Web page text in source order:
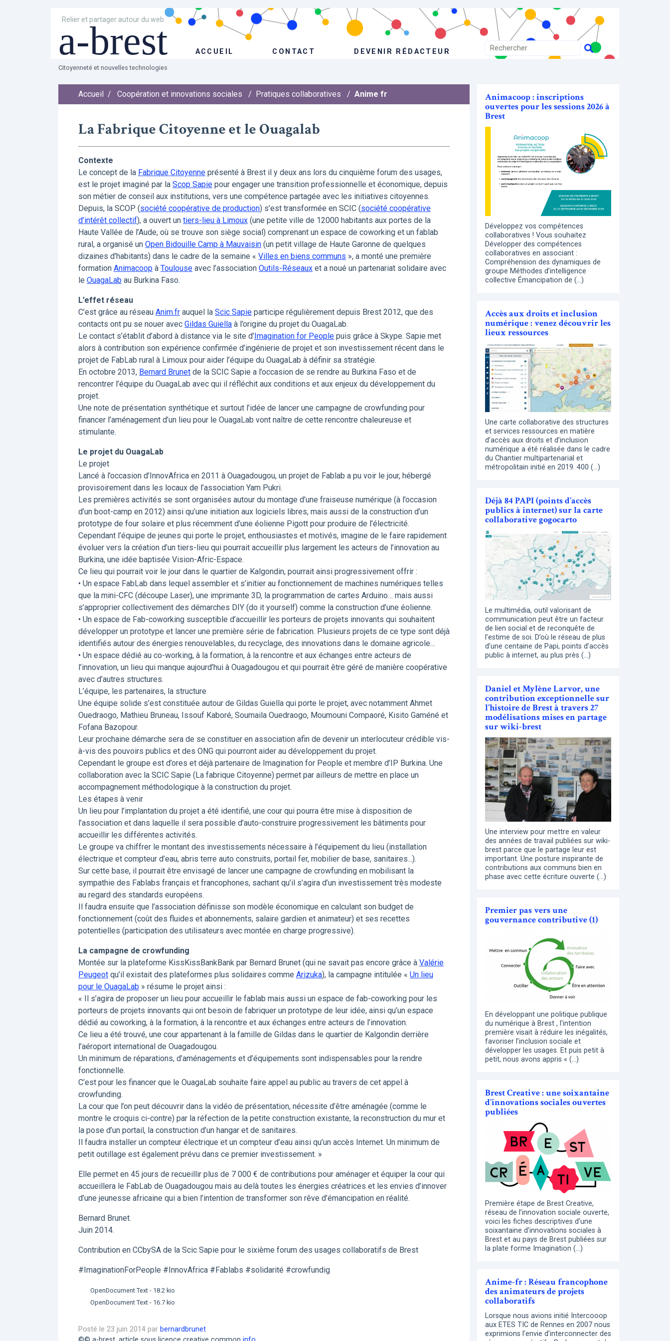
Relier et partager autour du web
a-brest ACCUEIL CONTACT DEVENIR RÉDACTEUR
Citoyenneté et nouvelles technologies
Accueil / Coopération et innovations sociales / Pratiques collaboratives / Anime fr
La Fabrique Citoyenne et le Ouagalab
Contexte
Le concept de la Fabrique Citoyenne présenté à Brest il y deux ans lors du cinquième forum des usages,
est le projet imaginé par la Scop Sapie pour engager une transition professionnelle et économique, depuis
son métier de conseil aux institutions, vers une compétence partagée avec les initiatives citoyennes.
Depuis, la SCOP (société coopérative de production) s’est transformée en SCIC (société coopérative
d’intérêt collectif), a ouvert un tiers-lieu à Limoux (une petite ville de 12000 habitants aux portes de la
Haute Vallée de l’Aude, où se trouve son siège social) comprenant un espace de coworking et un fablab
rural, a organisé un Open Bidouille Camp à Mauvaisin (un petit village de Haute Garonne de quelques
dizaines d’habitants) dans le cadre de la semaine « Villes en biens communs », a monté une première
formation Animacoop à Toulouse avec l’association Outils-Réseaux et a noué un partenariat solidaire avec
le OuagaLab au Burkina Faso.
L’effet réseau
C’est grâce au réseau Anim.fr auquel la Scic Sapie participe régulièrement depuis Brest 2012, que des
contacts ont pu se nouer avec Gildas Guiella à l’origine du projet du OuagaLab.
Le contact s’établit d’abord à distance via le site d’Imagination for People puis grâce à Skype. Sapie met
alors à contribution son expérience confirmée d’ingénierie de projet et son investissement récent dans le
projet de FabLab rural à Limoux pour aider l’équipe du OuagaLab à définir sa stratégie.
En octobre 2013, Bernard Brunet de la SCIC Sapie a l’occasion de se rendre au Burkina Faso et de
rencontrer l’équipe du OuagaLab avec qui il réfléchit aux conditions et aux enjeux du développement du
projet.
Une note de présentation synthétique et surtout l’idée de lancer une campagne de crowfunding pour
financer l’aménagement d’un lieu pour le OuagaLab vont naître de cette rencontre chaleureuse et
stimulante.
Le projet du OuagaLab
Le projet
Lancé à l’occasion d’InnovAfrica en 2011 à Ouagadougou, un projet de Fablab a pu voir le jour, hébergé
provisoirement dans les locaux de l’association Yam Pukri.
Les premières activités se sont organisées autour du montage d’une fraiseuse numérique (à l’occasion
d’un boot-camp en 2012) ainsi qu’une initiation aux logiciels libres, mais aussi de la construction d’un
prototype de four solaire et plus récemment d’une éolienne Pigott pour produire de l’électricité.
Cependant l’équipe de jeunes qui porte le projet, enthousiastes et motivés, imagine de le faire rapidement
évoluer vers la création d’un tiers-lieu qui pourrait accueillir plus largement les acteurs de l’innovation au
Burkina, une idée baptisée Vision-Afric-Espace.
Ce lieu qui pourrait voir le jour dans le quartier de Kalgondin, pourrait ainsi progressivement offrir :
• Un espace FabLab dans lequel assembler et s’initier au fonctionnement de machines numériques telles
que la mini-CFC (découpe Laser), une imprimante 3D, la programmation de cartes Arduino… mais aussi
s’approprier collectivement des démarches DIY (do it yourself) comme la construction d’une éolienne.
• Un espace de Fab-coworking susceptible d’accueillir les porteurs de projets innovants qui souhaitent
développer un prototype et lancer une première série de fabrication. Plusieurs projets de ce type sont déjà
identifiés autour des énergies renouvelables, du recyclage, des innovations dans le domaine agricole…
• Un espace dédié au co-working, à la formation, à la rencontre et aux échanges entre acteurs de
l’innovation, un lieu qui manque aujourd’hui à Ouagadougou et qui pourrait être géré de manière coopérative
avec d’autres structures.
L’équipe, les partenaires, la structure
Une équipe solide s’est constituée autour de Gildas Guiella qui porte le projet, avec notamment Ahmet
Ouedraogo, Mathieu Bruneau, Issouf Kaboré, Soumaila Ouedraogo, Moumouni Compaoré, Kisito Gaméné et
Fofana Bazopour.
Leur prochaine démarche sera de se constituer en association afin de devenir un interlocuteur crédible vis-
à-vis des pouvoirs publics et des ONG qui pourront aider au développement du projet.
Cependant le groupe est d’ores et déjà partenaire de Imagination for People et membre d’IP Burkina. Une
collaboration avec la SCIC Sapie (La fabrique Citoyenne) permet par ailleurs de mettre en place un
accompagnement méthodologique à la construction du projet.
Les étapes à venir
Un lieu pour l’implantation du projet a été identifié, une cour qui pourra être mise à disposition de
l’association et dans laquelle il sera possible d’auto-construire progressivement les bâtiments pour
accueillir les différentes activités.
Le groupe va chiffrer le montant des investissements nécessaire à l’équipement du lieu (installation
électrique et compteur d’eau, abris terre auto construits, portail fer, mobilier de base, sanitaires...).
Sur cette base, il pourrait être envisagé de lancer une campagne de crowfunding en mobilisant la
sympathie des Fablabs français et francophones, sachant qu’il s’agira d’un investissement très modeste
au regard des standards européens.
Il faudra ensuite que l’association définisse son modèle économique en calculant son budget de
fonctionnement (coût des fluides et abonnements, salaire gardien et animateur) et ses recettes
potentielles (participation des utilisateurs avec montée en charge progressive).
La campagne de crowfunding
Montée sur la plateforme KissKissBankBank par Bernard Brunet (qui ne savait pas encore grâce à Valérie
Peugeot qu’il existait des plateformes plus solidaires comme Arizuka), la campagne intitulée « Un lieu
pour le OuagaLab » résume le projet ainsi :
« Il s’agira de proposer un lieu pour accueillir le fablab mais aussi un espace de fab-coworking pour les
porteurs de projets innovants qui ont besoin de fabriquer un prototype de leur idée, ainsi qu’un espace
dédié au coworking, à la formation, à la rencontre et aux échanges entre acteurs de l’innovation.
Ce lieu a été trouvé, une cour appartenant à la famille de Gildas dans le quartier de Kalgondin derrière
l’aéroport international de Ouagadougou.
Un minimum de réparations, d’aménagements et d’équipements sont indispensables pour la rendre
fonctionnelle.
C’est pour les financer que le OuagaLab souhaite faire appel au public au travers de cet appel à
crowfunding.
La cour que l’on peut découvrir dans la vidéo de présentation, nécessite d’être aménagée (comme le
montre le croquis ci-contre) par la réfection de la petite construction existante, la reconstruction du mur et
la pose d’un portail, la construction d’un hangar et de sanitaires.
Il faudra installer un compteur électrique et un compteur d’eau ainsi qu’un accès Internet. Un minimum de
petit outillage est également prévu dans ce premier investissement. »
Elle permet en 45 jours de recueillir plus de 7 000 € de contributions pour aménager et équiper la cour qui
accueillera le FabLab de Ouagadougou mais au delà toutes les énergies créatrices et les envies d’innover
d’une jeunesse africaine qui a bien l’intention de transformer son rêve d’émancipation en réalité.
Bernard Brunet.
Juin 2014.
Contribution en CCbySA de la Scic Sapie pour le sixième forum des usages collaboratifs de Brest
#ImaginationForPeople #InnovAfrica #Fablabs #solidarité #crowfundig
OpenDocument Text - 18.2 kio
OpenDocument Text - 16.7 kio
Posté le 23 juin 2014 par bernardbrunet
Animacoop : inscriptions
ouvertes pour les sessions 2026 à
Brest
Développez vos compétences
collaboratives ! Vous souhaitez
Développer des compétences
collaboratives en associant :
Compréhension des dynamiques de
groupe Méthodes d’intelligence
collective Émancipation de (…)
Accès aux droits et inclusion
numérique : venez découvrir les
lieux ressources
Une carte collaborative des structures
et services ressources en matière
d’accès aux droits et d’inclusion
numérique a été réalisée dans le cadre
du Chantier multipartenarial et
métropolitain initié en 2019. 400 (…)
Déjà 84 PAPI (points d’accès
publics à internet) sur la carte
collaborative gogocarto
Le multimédia, outil valorisant de
communication peut être un facteur
de lien social et de reconquête de
l’estime de soi. D’où le réseau de plus
d’une centaine de Papi, points d’accès
public à internet, au plus près (…)
Daniel et Mylène Larvor, une
contribution exceptionnelle sur
l’histoire de Brest à travers 27
modélisations mises en partage
sur wiki-brest
Une interview pour mettre en valeur
des années de travail publiées sur wiki-
brest parce que le partage leur est
important. Une posture inspirante de
contributions aux communs bien en
phase avec cette écriture ouverte (…)
Premier pas vers une
gouvernance contributive (1)
En développant une politique publique
du numérique à Brest , l’intention
première visait à réduire les inégalités,
favoriser l’inclusion sociale et
développer les usages. Et puis petit à
petit, nous avons appris « (…)
Brest Creative : une soixantaine
d’innovations sociales ouvertes
publiées
Première étape de Brest Creative,
réseau de l’innovation sociale ouverte,
voici les fiches descriptives d’une
soixantaine d’innovations sociales à
Brest et au pays de Brest publiées sur
la plate forme Imagination (…)
Anime-fr : Réseau francophone
des animateurs de projets
collaboratifs
Lorsque nous avions initié Intercooop
aux ETES TIC de Rennes en 2007 nous
exprimions l’envie d’interconnecter des